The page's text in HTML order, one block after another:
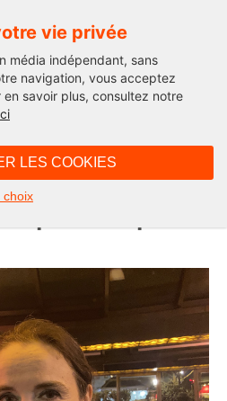
vie privée
média indépendant, sans
navigation, vous acceptez
en savoir plus, consultez notre
LES COOKIES
choix
: « l’hypothèse Le